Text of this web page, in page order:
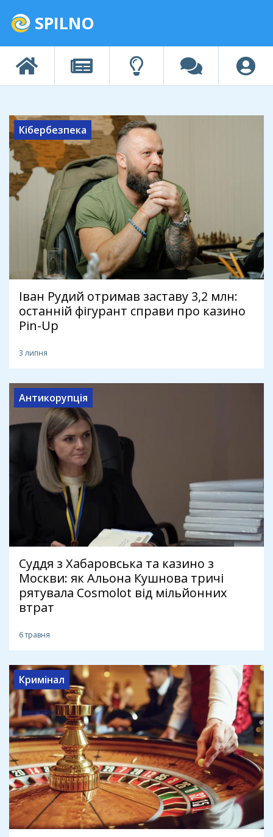
SPILNO
Кібербезпека
Іван Рудий отримав заставу 3,2 млн:
останній фігурант справи про казино
Pin-Up
3 липня
Антикорупція
Суддя з Хабаровська та казино з
Москви: як Альона Кушнова тричі
рятувала Cosmolot від мільйонних
втрат
6 травня
Кримінал